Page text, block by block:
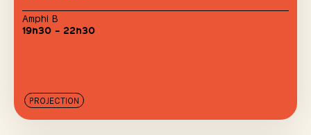
Amphi B
19h30 – 22h30
PROJECTION